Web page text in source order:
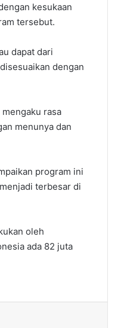
kesukaan
tersebut.
dapat dari
dengan
rasa
menunya dan
program ini
terbesar di
oleh
ada 82 juta